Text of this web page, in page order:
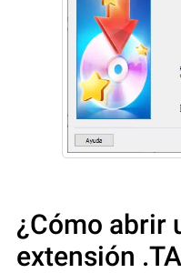
¿Cómo abrir
extensión